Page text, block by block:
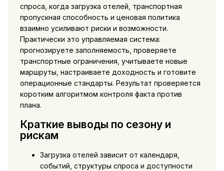
спроса, когда загрузка отелей, транспортная
пропускная способность и ценовая политика
взаимно усиливают риски и возможности.
Практически это управляемая система:
прогнозируете заполняемость, проверяете
транспортные ограничения, учитываете новые
маршруты, настраиваете доходность и готовите
операционные стандарты. Результат проверяется
коротким алгоритмом контроля факта против
плана.
Краткие выводы по сезону и
рискам
Загрузка отелей зависит от календаря,
событий, структуры спроса и доступности